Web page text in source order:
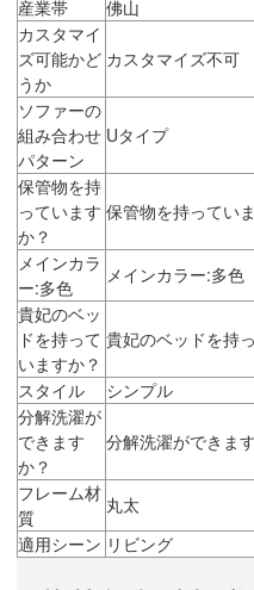
産業帯
佛山
カスタマイ
ズ可能かど
うか
カスタマイズ不可
ソファーの
組み合わせ
パターン
Uタイプ
保管物を持
っています
か？
保管物を持ってい
メインカラ
ー:多色
メインカラー:多色
貴妃のベッ
ドを持って
いますか？
貴妃のベッドを持
スタイル
シンプル
分解洗濯が
できます
か？
分解洗濯ができま
フレーム材
質
丸太
適用シーン リビング